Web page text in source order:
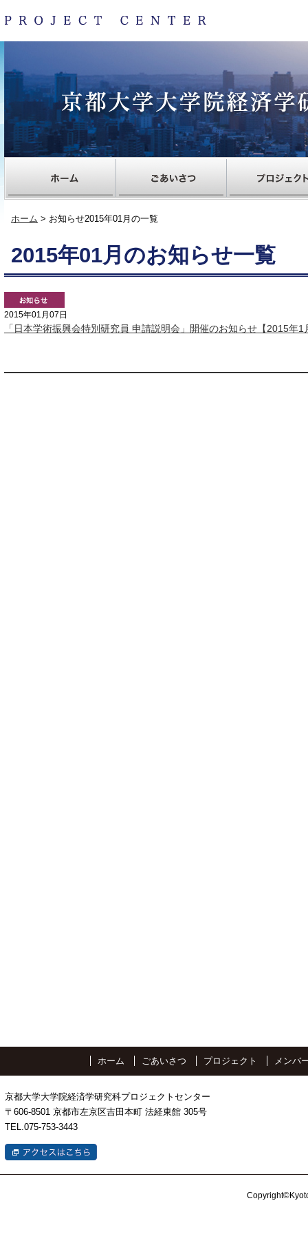
ホーム > お知らせ2015年01月の一覧
2015年01月のお知らせ一覧
2015年01月07日
「日本学術振興会特別研究員 申請説明会」開催のお知らせ【2015年
ホーム ごあいさつ プロジェクト メンバ
京都大学大学院経済学研究科プロジェクトセンター
〒606-8501 京都市左京区吉田本町 法経東館 305号
TEL.075-753-3443